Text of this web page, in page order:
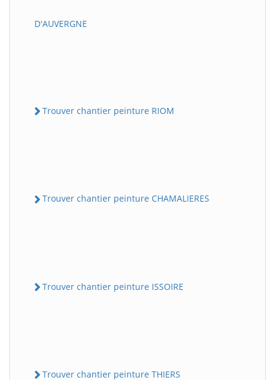
D'AUVERGNE
Trouver chantier peinture RIOM
Trouver chantier peinture CHAMALIERES
Trouver chantier peinture ISSOIRE
Trouver chantier peinture THIERS